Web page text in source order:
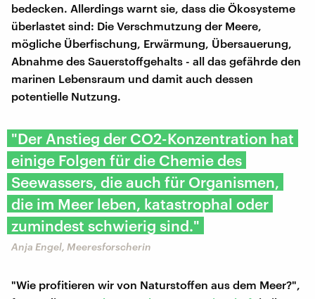
bedecken. Allerdings warnt sie, dass die Ökosysteme
überlastet sind: Die Verschmutzung der Meere,
mögliche Überfischung, Erwärmung, Übersauerung,
Abnahme des Sauerstoffgehalts - all das gefährde den
marinen Lebensraum und damit auch dessen
potentielle Nutzung.
"Der Anstieg der CO2-Konzentration hat
einige Folgen für die Chemie des
Seewassers, die auch für Organismen,
die im Meer leben, katastrophal oder
zumindest schwierig sind."
Anja Engel, Meeresforscherin
"Wie profitieren wir von Naturstoffen aus dem Meer?",